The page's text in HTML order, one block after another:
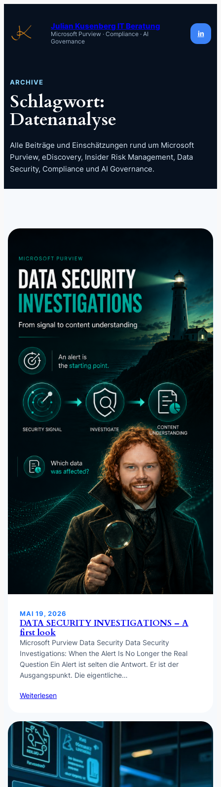
Inhalt
springen
Julian Kusenberg IT Beratung
Microsoft Purview · Compliance · AI
Governance
in
ARCHIVE
Schlagwort:
Datenanalyse
Alle Beiträge und Einschätzungen rund um Microsoft
Purview, eDiscovery, Insider Risk Management, Data
Security, Compliance und AI Governance.
MAI 19, 2026
DATA SECURITY INVESTIGATIONS – A
first look
Microsoft Purview Data Security Data Security
Investigations: When the Alert Is No Longer the Real
Question Ein Alert ist selten die Antwort. Er ist der
Ausgangspunkt. Die eigentliche…
Weiterlesen